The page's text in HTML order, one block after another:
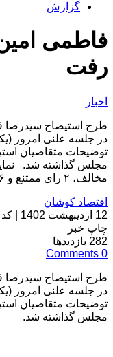
گزارش
فاطمی
رفت
اخبار
طرح استیضاح سیدرضا
در جلسه علنی امروز
توضیحات متقاضیان
مخالف، ۲ رای ممتنع و ۶ رای باطله از مجموع ۲۷۲ رای […]
اقتصاد کوشان
12 اردیبهشت 1402
کد
چاپ خبر
282 بازدیدها
0
Comments
طرح استیضاح سیدرضا
در جلسه علنی امروز
توضیحات متقاضیان
مجلس گذاشته شد.